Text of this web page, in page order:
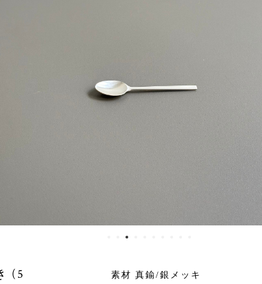
(5
素材 真鍮/銀メッキ